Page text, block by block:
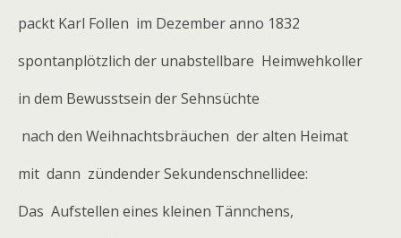
packt Karl Follen im Dezember anno 1832
spontanplötzlich der unabstellbare Heimwehkoller
in dem Bewusstsein der Sehnsüchte
nach den Weihnachtsbräuchen der alten Heimat
mit dann zündender Sekundenschnellidee:
Das Aufstellen eines kleinen Tännchens,